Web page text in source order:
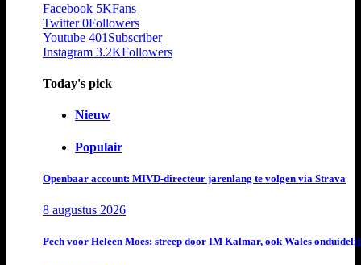
Facebook 5KFans
Twitter 0Followers
Youtube 401 Subscriber
Instagram 3.2KFollowers
Today's pick
Nieuw
Populair
Openbaar account: MIVD-directeur jarenlang te volgen via Strava
8 augustus 2026
Pech voor Heleen Moes: streep door IM Kalmar, ook Wales